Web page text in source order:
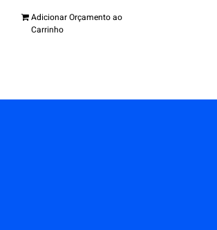
Adicionar Orçamento ao
Carrinho